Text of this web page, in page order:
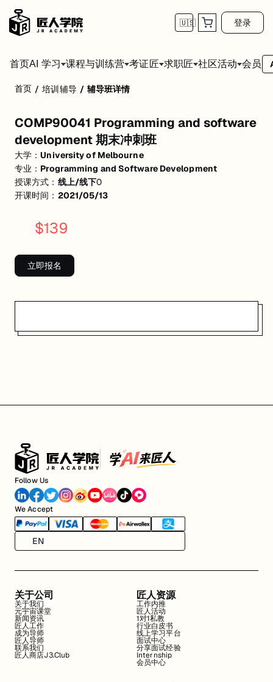
🇺🇸 登录
首页AI 学习 课程与训练营 考证匠 求职匠 社区活动 会员
活动形式: 线上/线下
开始日期: 2021/5/13
关联大学: University of Melbourne
关联课程:Programming and Software Development
首页 / 培训辅导 / 辅导班详情
COMP90041 Programming and software
development 期末冲刺班
大学：University of Melbourne
专业： Programming and Software Development
授课方式： 线上/线下0
开课时间： 2021/05/13
$139
立即报名
Follow Us
We Accept
EN
关于公司
关于我们
元宇宙课堂
新闻资讯
匠人工作
成为导师
匠人导师
联系我们
匠人商店J3.Club
匠人资源
工作内推
匠人活动
1对1私教
行业白皮书
线上学习平台
面试中心
分享面试经验
Internship
会员中心